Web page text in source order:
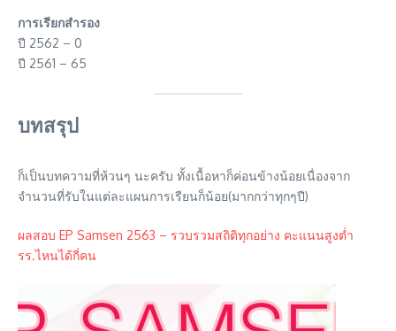
การเรียกสำรอง
ปี 2562 – 0
ปี 2561 – 65
บทสรุป
ก็เป็นบทความที่ห้วนๆ นะครับ ทั้งเนื้อหาก็ค่อนข้างน้อยเนื่องจาก
จำนวนที่รับในแต่ละแผนการเรียนก็น้อย(มากกว่าทุกๆปี)
ผลสอบ EP Samsen 2563 – รวบรวมสถิติทุกอย่าง คะแนนสูงต่ำ
รร.ไหนได้กี่คน